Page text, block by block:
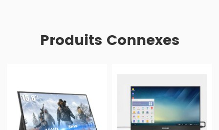
Produits Connexes